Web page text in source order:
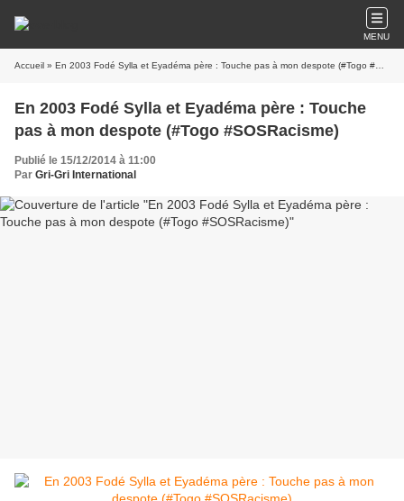
MENU
Accueil » En 2003 Fodé Sylla et Eyadéma père : Touche pas à mon despote (#Togo #SOSRacisme)
En 2003 Fodé Sylla et Eyadéma père : Touche
pas à mon despote (#Togo #SOSRacisme)
Publié le 15/12/2014 à 11:00
Par Gri-Gri International